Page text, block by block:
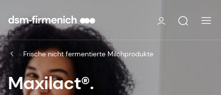
Frische nicht fermentierte Milchprodukte
Maxilact®.